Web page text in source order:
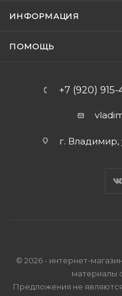
ИНФОРМАЦИЯ
ПОМОЩЬ
+7 (920) 915-
г. Владимир,
© 2026 - интернет-
материалы
Предложения не